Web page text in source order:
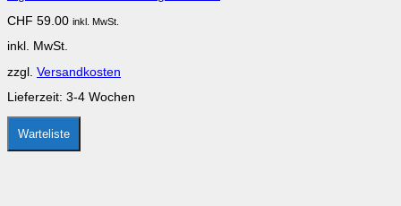
CHF 59.00 inkl. MwSt.
inkl. MwSt.
zzgl. Versandkosten
Lieferzeit: 3-4 Wochen
Warteliste